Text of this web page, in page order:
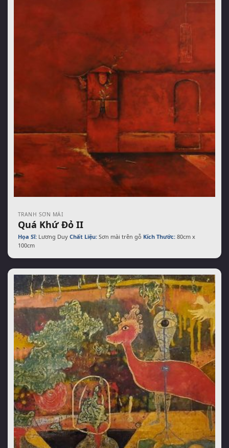
TRANH SƠN MÀI
Quá Khứ Đỏ II
Họa Sĩ:Lương Duy Chất Liệu:Sơn mài trên gỗ Kích Thước:80cm x
100cm